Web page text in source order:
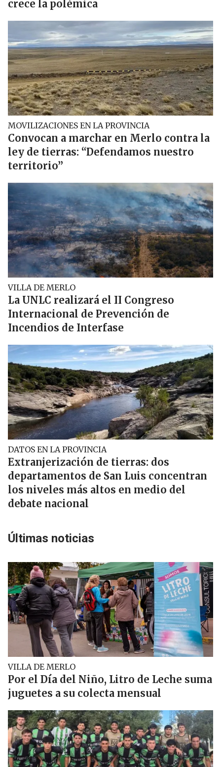
crece la polémica
MOVILIZACIONES EN LA PROVINCIA
Convocan a marchar en Merlo contra la
ley de tierras: “Defendamos nuestro
territorio”
VILLA DE MERLO
La UNLC realizará el II Congreso
Internacional de Prevención de
Incendios de Interfase
DATOS EN LA PROVINCIA
Extranjerización de tierras: dos
departamentos de San Luis concentran
los niveles más altos en medio del
debate nacional
Últimas noticias
VILLA DE MERLO
Por el Día del Niño, Litro de Leche suma
juguetes a su colecta mensual